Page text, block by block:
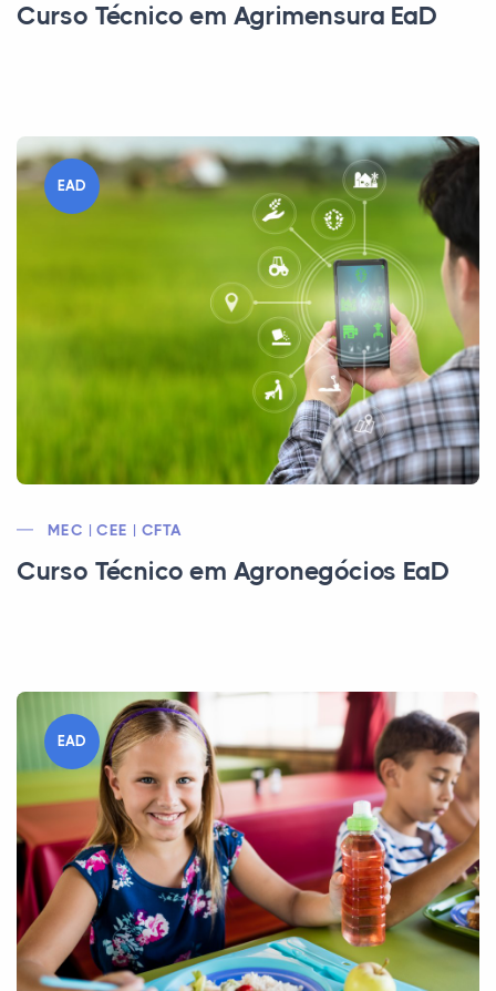
Curso Técnico em Agrimensura EaD
EAD
MEC | CEE | CFTA
Curso Técnico em Agronegócios EaD
EAD